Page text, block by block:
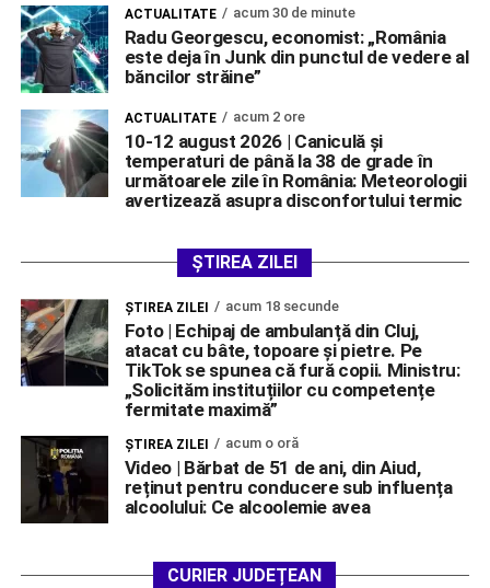
ACTUALITATE acum 30 de minute
Radu Georgescu, economist: „România
este deja în Junk din punctul de vedere al
băncilor străine”
ACTUALITATE acum 2 ore
10-12 august 2026 | Caniculă și
temperaturi de până la 38 de grade în
următoarele zile în România: Meteorologii
avertizează asupra disconfortului termic
ȘTIREA ZILEI
ŞTIREA ZILEI acum 18 secunde
Foto | Echipaj de ambulanță din Cluj,
atacat cu bâte, topoare și pietre. Pe
TikTok se spunea că fură copii. Ministru:
„Solicităm instituțiilor cu competențe
fermitate maximă”
ŞTIREA ZILEI acum o oră
Video | Bărbat de 51 de ani, din Aiud,
reținut pentru conducere sub influența
alcoolului: Ce alcoolemie avea
CURIER JUDEȚEAN